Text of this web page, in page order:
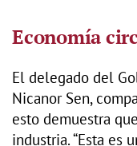
Economía
El delegado del
Nicanor Sen,
esto demuestra
industria. “Esta es